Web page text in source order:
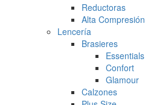
Reductoras
Alta Compresión
Lencería
Brasieres
Essentials
Confort
Glamour
Calzones